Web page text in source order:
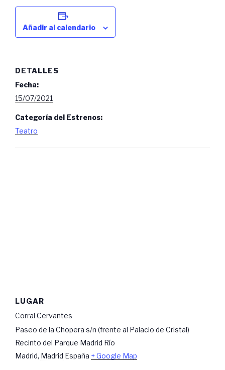
Añadir al calendario
DETALLES
Fecha:
15/07/2021
Categoría del Estrenos:
Teatro
LUGAR
Corral Cervantes
Paseo de la Chopera s/n (frente al Palacio de Cristal)
Recinto del Parque Madrid Río
Madrid, Madrid España + Google Map